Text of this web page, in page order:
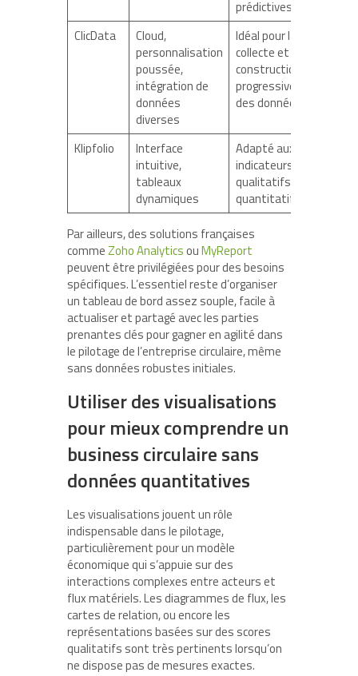
prédictives
ClicData
Cloud,
personnalisation
poussée,
intégration de
données
diverses
Idéal pour la
collecte et la
construction
progressive
des données
Klipfolio
Interface
intuitive,
tableaux
dynamiques
Adapté aux
indicateurs
qualitatifs et
quantitatifs
Par ailleurs, des solutions françaises
commeZoho AnalyticsouMyReport
peuvent être privilégiées pour des besoins
spécifiques. L’essentiel reste d’organiser
un tableau de bord assez souple, facile à
actualiser et partagé avec les parties
prenantes clés pour gagner en agilité dans
le pilotage de l’entreprise circulaire, même
sans données robustes initiales.
Utiliser des visualisations
pour mieux comprendre un
business circulaire sans
données quantitatives
Les visualisations jouent un rôle
indispensable dans le pilotage,
particulièrement pour un modèle
économique qui s’appuie sur des
interactions complexes entre acteurs et
flux matériels. Les diagrammes de flux, les
cartes de relation, ou encore les
représentations basées sur des scores
qualitatifs sont très pertinents lorsqu’on
ne dispose pas de mesures exactes.